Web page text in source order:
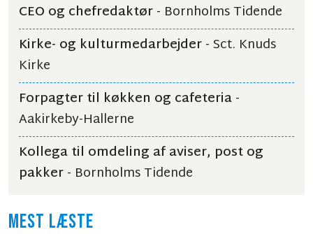
CEO og chefredaktør- Bornholms Tidende
Kirke- og kulturmedarbejder- Sct. Knuds
Kirke
Forpagter til køkken og cafeteria-
Aakirkeby-Hallerne
Kollega til omdeling af aviser, post og
pakker- Bornholms Tidende
MEST LÆSTE